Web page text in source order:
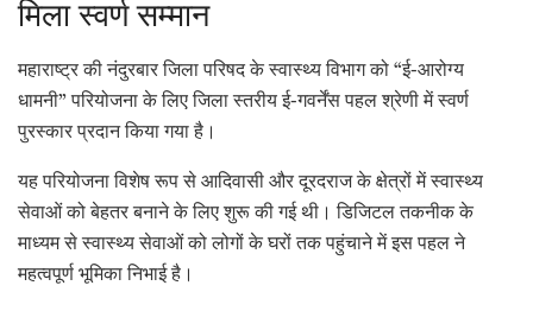
मिला स्वर्ण सम्मान
महाराष्ट्र की नंदुरबार जिला परिषद के स्वास्थ्य विभाग को “ई-आरोग्य
धामनी” परियोजना के लिए जिला स्तरीय ई-गवर्नेंस पहल श्रेणी में स्वर्ण
पुरस्कार प्रदान किया गया है।
यह परियोजना विशेष रूप से आदिवासी और दूरदराज के क्षेत्रों में स्वास्थ्य
सेवाओं को बेहतर बनाने के लिए शुरू की गई थी। डिजिटल तकनीक के
माध्यम से स्वास्थ्य सेवाओं को लोगों के घरों तक पहुंचाने में इस पहल ने
महत्वपूर्ण भूमिका निभाई है।